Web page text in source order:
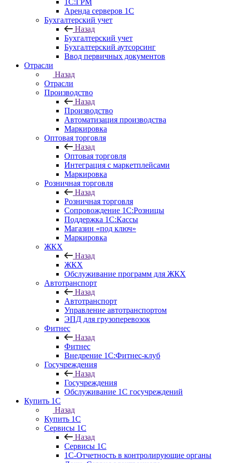
1С:ГРМ
Аренда серверов 1С
Бухгалтерский учет
Назад
Бухгалтерский учет
Бухгалтерский аутсорсинг
Ввод первичных документов
Отрасли
Назад
Отрасли
Производство
Назад
Производство
Автоматизация производства
Маркировка
Оптовая торговля
Назад
Оптовая торговля
Интеграция с маркетплейсами
Маркировка
Розничная торговля
Назад
Розничная торговля
Сопровождение 1С:Розницы
Поддержка 1С:Кассы
Магазин «под ключ»
Маркировка
ЖКХ
Назад
ЖКХ
Обслуживание программ для ЖКХ
Автотранспорт
Назад
Автотранспорт
Управление автотранспортом
ЭПД для грузоперевозок
Фитнес
Назад
Фитнес
Внедрение 1С:Фитнес-клуб
Госучреждения
Назад
Госучреждения
Обслуживание 1С госучреждений
Купить 1С
Назад
Купить 1С
Сервисы 1С
Назад
Сервисы 1С
1С-Отчетность в контролирующие органы